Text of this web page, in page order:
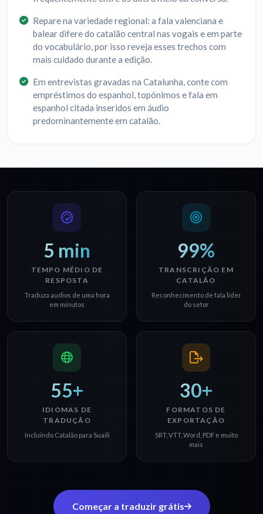
Repare na variedade regional: a fala valenciana e
balear difere do catalão central nas vogais e em parte
do vocabulário, por isso reveja esses trechos com
mais cuidado durante a edição.
Em entrevistas gravadas na Catalunha, conte com
empréstimos do espanhol, topónimos e fala em
espanhol citada inseridos em áudio
predominantemente em catalão.
5 min
TEMPO MÉDIO DE
RESPOSTA
Traduza audios de uma hora
em minutos
99%
TRANSCRIÇÃO EM
CATALÃO
Reconhecimento de fala líder
do setor
55+
IDIOMAS DE
TRADUÇÃO
Incluindo Catalão para Suaíli
30+
FORMATOS DE
EXPORTAÇÃO
SRT, VTT, Word, PDF e muito
mais
Começar a traduzir grátis